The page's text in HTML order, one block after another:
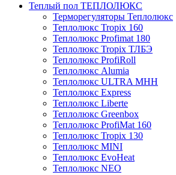
Теплый пол ТЕПЛОЛЮКС
Терморегуляторы Теплолюкс
Теплолюкс Tropix 160
Теплолюкс Profimat 180
Теплолюкс Tropix ТЛБЭ
Теплолюкс ProfiRoll
Теплолюкс Alumia
Теплолюкс ULTRA МНН
Теплолюкс Express
Теплолюкс Liberte
Теплолюкс Greenbox
Теплолюкс ProfiMat 160
Теплолюкс Tropix 130
Теплолюкс MINI
Теплолюкс EvoHeat
Теплолюкс NEO